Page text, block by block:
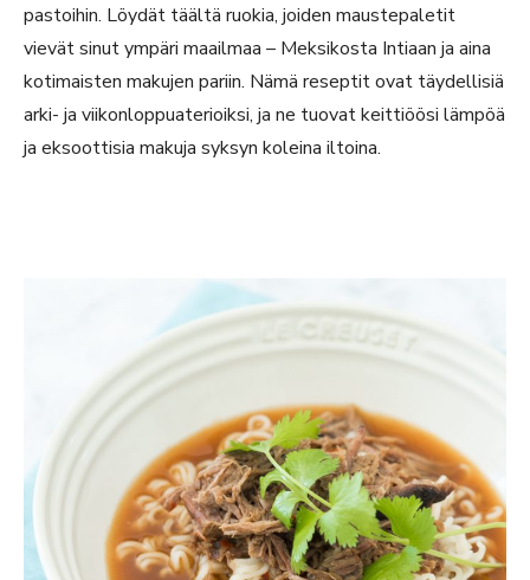
pastoihin. Löydät täältä ruokia, joiden maustepaletit
vievät sinut ympäri maailmaa – Meksikosta Intiaan ja aina
kotimaisten makujen pariin. Nämä reseptit ovat täydellisiä
arki- ja viikonloppuaterioiksi, ja ne tuovat keittiöösi lämpöä
ja eksoottisia makuja syksyn koleina iltoina.